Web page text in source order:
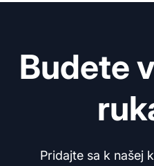
Budete
Pridajte sa k našej